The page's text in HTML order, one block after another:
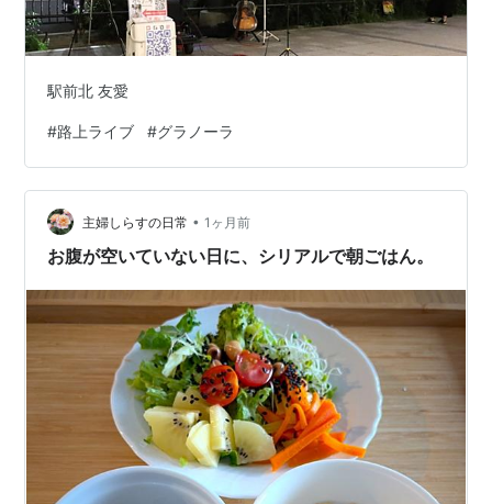
駅前北 友愛
#路上ライブ #グラノーラ
主婦しらすの日常 • 1ヶ月前
お腹が空いていない日に、シリアルで朝ごはん。